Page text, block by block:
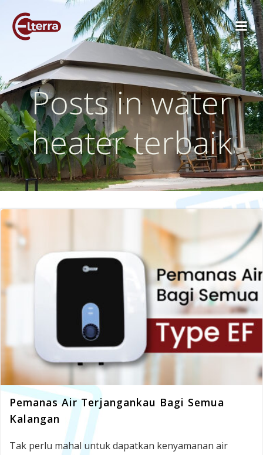
Skip
to
content
Posts in water
heater terbaik
Pemanas Air Terjangankau Bagi Semua
Kalangan
Tak perlu mahal untuk dapatkan kenyamanan air